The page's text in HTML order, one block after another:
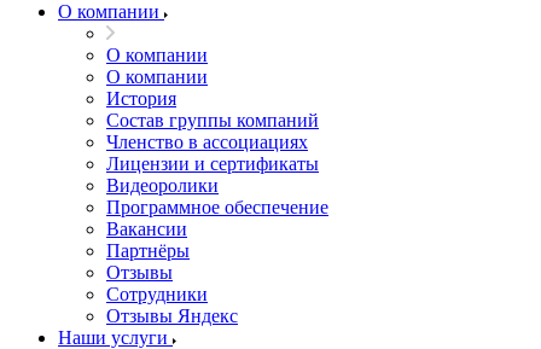
О компании
О компании
О компании
История
Состав группы компаний
Членство в ассоциациях
Лицензии и сертификаты
Видеоролики
Программное обеспечение
Вакансии
Партнёры
Отзывы
Сотрудники
Отзывы Яндекс
Наши услуги